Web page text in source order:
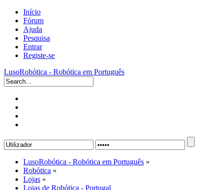
Início
Fórum
Ajuda
Pesquisa
Entrar
Registe-se
LusoRobótica - Robótica em Português
LusoRobótica - Robótica em Português »
Robótica »
Lojas »
Lojas de Robótica - Portugal